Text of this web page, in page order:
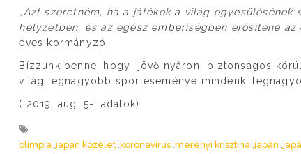
„Azt szeretném, ha a játékok a világ egyesülésének
helyzetben, és az egész emberiségben erősítené az
éves kormányzó.
Bízzunk benne, hogy jövő nyáron biztonságos
világ legnagyobb sporteseménye mindenki
( 2019. aug. 5-i adatok)
olimpia japán közélet koronavírus merényi krisztina japán